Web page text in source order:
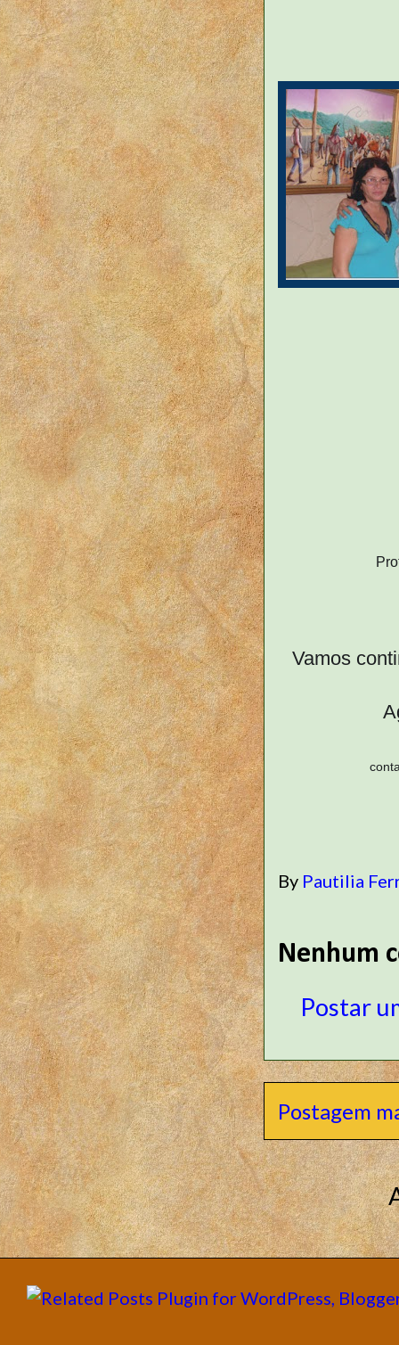
Vamos
By Pautilia
Nenhum
Postar
Postagem